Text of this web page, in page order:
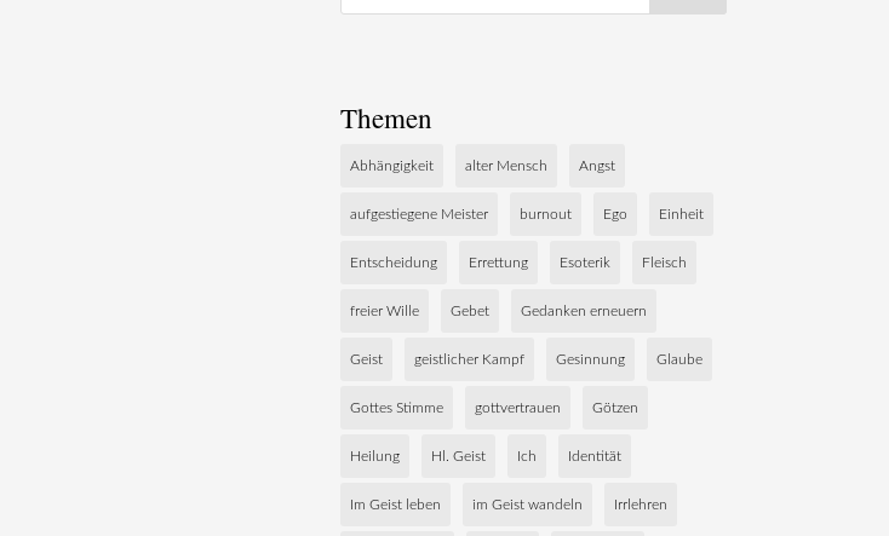
Themen
Abhängigkeit alter Mensch Angst
aufgestiegene Meister burnout Ego Einheit
Entscheidung Errettung Esoterik Fleisch
freier Wille Gebet Gedanken erneuern
Geist geistlicher Kampf Gesinnung Glaube
Gottes Stimme gottvertrauen Götzen
Heilung Hl. Geist Ich Identität
Im Geist leben im Geist wandeln Irrlehren